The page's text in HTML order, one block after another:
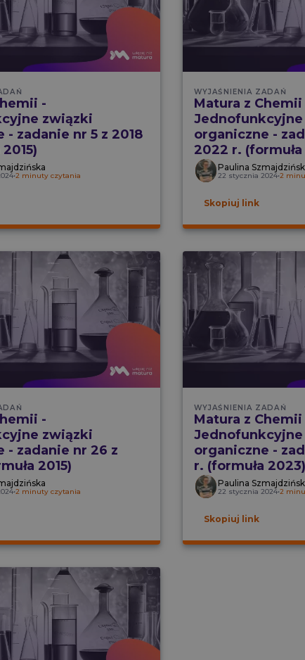
-
związki
- zadanie nr 5 z 2018
•2 minuty czytania
WYJAŚNIENIA ZADAŃ
Matura z Chemii
organiczne -
2022 r. (formuła
Paulina
22 stycznia 2024•2
Skopiuj link
-
związki
- zadanie nr 26 z
2015)
•2 minuty czytania
WYJAŚNIENIA ZADAŃ
Matura z Chemii
organiczne -
r. (formuła 2023)
Paulina
22 stycznia 2024•2
Skopiuj link